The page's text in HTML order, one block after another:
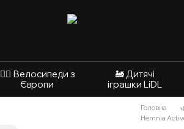
🚴‍♂️ Велосипеди з
Європи
🚂 Дитячі
іграшки LiDL
Головна
Hemnia